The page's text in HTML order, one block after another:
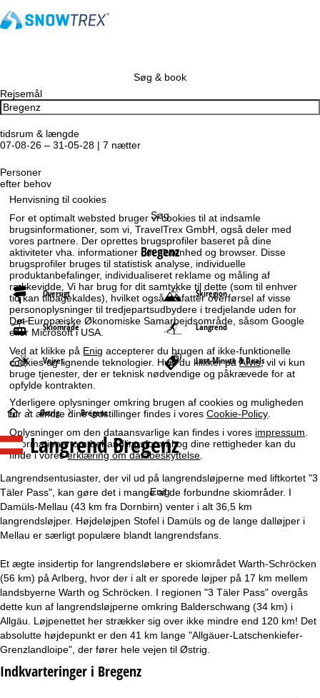
Henvisning til cookies
For et optimalt websted bruger vi cookies til at indsamle
brugsinformationer, som vi, TravelTrex GmbH, også deler med
vores partnere. Der oprettes brugsprofiler baseret på dine
aktiviteter vha. informationer om slutenhed og browser. Disse
brugsprofiler bruges til statistisk analyse, individuelle
produktanbefalinger, individualiseret reklame og måling af
rækkevidde. Vi har brug for dit samtykke til dette (som til enhver
tid kan tilbagekaldes), hvilket også omfatter overførsel af visse
personoplysninger til tredjepartsudbydere i tredjelande uden for
Det Europæiske Økonomiske Samarbejdsområde, såsom Google
eller Microsoft i USA.
Ved at klikke på Enig accepterer du brugen af ikke-funktionelle
cookies og lignende teknologier. Hvis du klikker påAfvis, vil vi kun
bruge tjenester, der er teknisk nødvendige og påkrævede for at
opfylde kontrakten.
Yderligere oplysninger omkring brugen af cookies og muligheden
for at ændre dine indstillinger findes i voresCookie-Policy.
Oplysninger om den dataansvarlige kan findes i vores impressum.
Informationer om behandlingsformål og dine rettigheder kan du
finde i voreserklæring om databeskyttelse.
Enig
Søg & book
Rejsemål
tidsrum & længde
07-08-26 – 31-05-28 | 7 nætter
Personer
efter behov
Søg
Bregenz
Oversigt Skiregion
Skiområde Langrend
Vejret Last-Minute & Deals
S
t
r
t
i
d
e
Østrig Bregenz
Langrend Bregenz
Langrendsentusiaster, der vil ud på langrendsløjperne med liftkortet "3
Täler Pass", kan gøre det i mange af de forbundne skiområder. I
Damüls-Mellau (43 km fra Dornbirn) venter i alt 36,5 km
langrendsløjper. Højdeløjpen Stofel i Damüls og de lange dalløjper i
Mellau er særligt populære blandt langrendsfans.
Et ægte insidertip for langrendsløbere er skiområdet Warth-Schröcken
(56 km) på Arlberg, hvor der i alt er sporede løjper på 17 km mellem
landsbyerne Warth og Schröcken. I regionen "3 Täler Pass" overgås
dette kun af langrendsløjperne omkring Balderschwang (34 km) i
Allgäu. Løjpenettet her strækker sig over ikke mindre end 120 km! Det
absolutte højdepunkt er den 41 km lange "Allgäuer-Latschenkiefer-
Grenzlandloipe", der fører hele vejen til Østrig.
Indkvarteringer i Bregenz